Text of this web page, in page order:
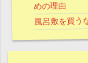
めの理由
風呂敷を買う